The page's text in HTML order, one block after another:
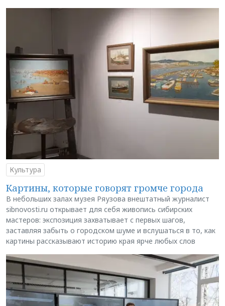
Культура
Картины, которые говорят громче города
В небольших залах музея Ряузова внештатный журналист
sibnovosti.ru открывает для себя живопись сибирских
мастеров: экспозиция захватывает с первых шагов,
заставляя забыть о городском шуме и вслушаться в то, как
картины рассказывают историю края ярче любых слов